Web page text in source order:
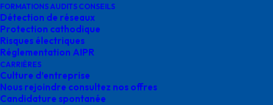
FORMATIONS AUDITS CONSEILS
Détection de réseaux
Protection cathodique
Risques électriques
Réglementation AIPR
CARRIÈRES
Culture d’entreprise
Nous rejoindre consultez nos offres
Candidature spontanée